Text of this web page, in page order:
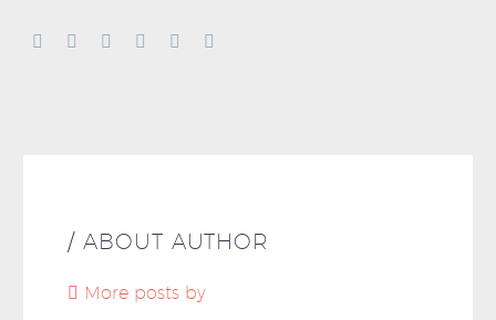
/ ABOUT AUTHOR
More posts by